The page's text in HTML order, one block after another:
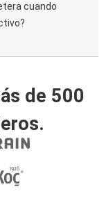
cuando
de 500